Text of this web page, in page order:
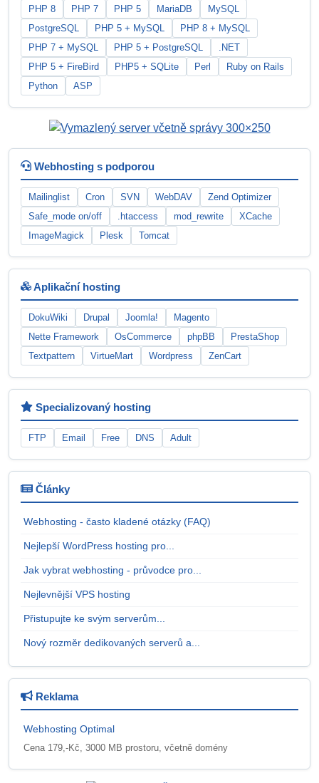
PHP 8 PHP 7 PHP 5 MariaDB
MySQL
PostgreSQL
PHP 5 + MySQL
PHP 8 + MySQL
PHP 7 + MySQL
PHP 5 + PostgreSQL
.NET
PHP 5 + FireBird
PHP5 + SQLite Perl
Ruby on Rails
Python
ASP
Webhosting s podporou
Mailinglist Cron SVN WebDAV
Zend Optimizer
Safe_mode on/off
.htaccess mod_rewrite
XCache
ImageMagick
Plesk Tomcat
Aplikační hosting
DokuWiki Drupal Joomla!
Magento
Nette Framework
OsCommerce phpBB
PrestaShop
Textpattern
VirtueMart Wordpress ZenCart
Specializovaný hosting
FTP Email Free DNS Adult
Články
Webhosting - často kladené otázky (FAQ)
Nejlepší WordPress hosting pro...
Jak vybrat webhosting - průvodce pro...
Nejlevnější VPS hosting
Přistupujte ke svým serverům...
Nový rozměr dedikovaných serverů a...
Reklama
Webhosting Optimal
Cena 179,-Kč, 3000 MB prostoru, včetně domény